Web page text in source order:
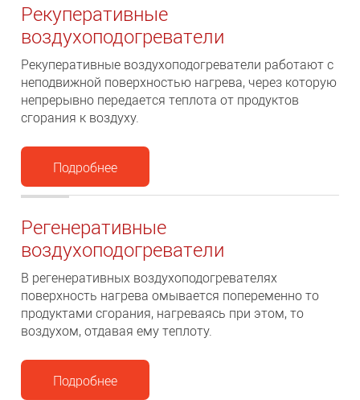
Рекуперативные
воздухоподогреватели
Рекупе­ративные воздухоподогреватели ра­ботают с
неподвижной поверхно­стью нагрева, через которую
непре­рывно передается теплота от про­дуктов
сгорания к воздуху.
Подробнее
Регенеративные
воздухоподогреватели
В реге­неративных воздухоподогревателях
поверхность нагрева омывается по­переменно то
продуктами сгорания, нагреваясь при этом, то
воздухом, отдавая ему теплоту.
Подробнее